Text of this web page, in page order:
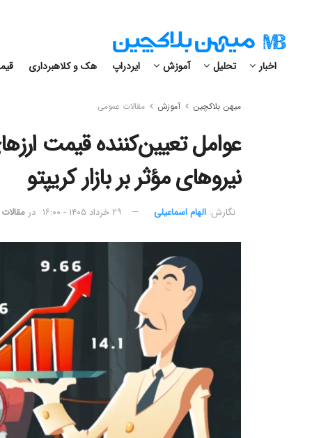
اخبار تحلیل آموزش ایردراپ هک و کلاهبرداری
میهن بلاکچین آموزش مقالات عمومی
عوامل تعیین‌کننده قیمت
نیروهای مؤثر بر بازار کریپتو
نگارش:‌ الهام اسماعیلی ۲۹ خرداد ۱۴۰۵ - ۱۶:۰۰ در